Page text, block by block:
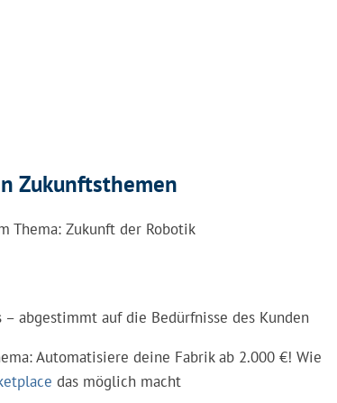
Zukunftsthemen
Thema: Zukunft der Robotik
abgestimmt auf die Bedürfnisse des Kunden
Automatisiere deine Fabrik ab 2.000 €! Wie
das möglich macht